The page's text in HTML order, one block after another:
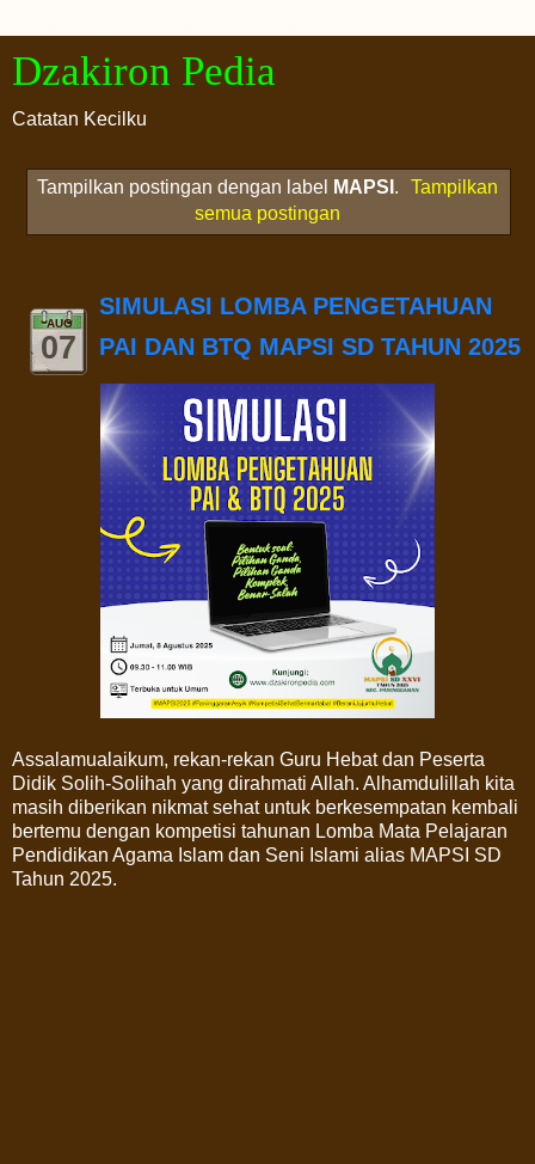
Dzakiron Pedia
Catatan Kecilku
Tampilkan postingan dengan label MAPSI .
Tampilkan
semua postingan
AUG
07
SIMULASI LOMBA PENGETAHUAN
PAI DAN BTQ MAPSI SD TAHUN 2025
Assalamualaikum, rekan-rekan Guru Hebat dan Peserta
Didik Solih-Solihah yang dirahmati Allah. Alhamdulillah kita
masih diberikan nikmat sehat untuk berkesempatan kembali
bertemu dengan kompetisi tahunan Lomba Mata Pelajaran
Pendidikan Agama Islam dan Seni Islami alias MAPSI SD
Tahun 2025.